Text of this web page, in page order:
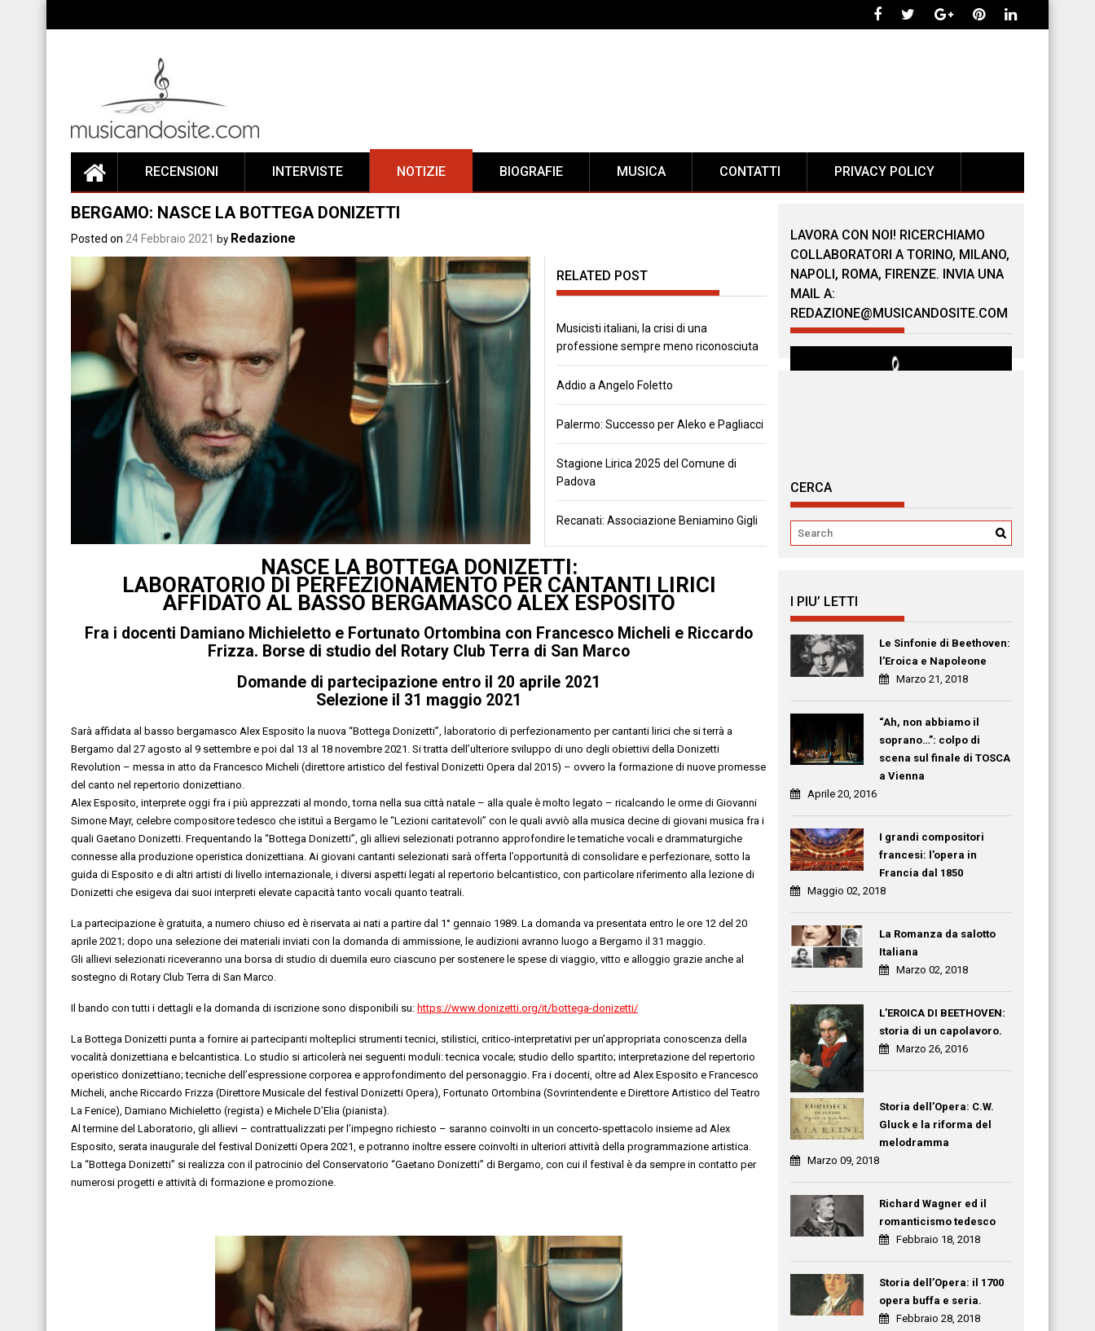
RECENSIONI INTERVISTE NOTIZIE BIOGRAFIE MUSICA CONTATTI PRIVACY POLICY
BERGAMO: NASCE LA BOTTEGA DONIZETTI
Posted on 24 Febbraio 2021 by Redazione
RELATED POST
Musicisti italiani, la crisi di una
professione sempre meno riconosciuta
Addio a Angelo Foletto
Palermo: Successo per Aleko e Pagliacci
Stagione Lirica 2025 del Comune di
Padova
Recanati: Associazione Beniamino Gigli
NASCE LA BOTTEGA DONIZETTI:
LABORATORIO DI PERFEZIONAMENTO PER CANTANTI LIRICI
AFFIDATO AL BASSO BERGAMASCO ALEX ESPOSITO
Fra i docenti Damiano Michieletto e Fortunato Ortombina con Francesco Micheli e Riccardo
Frizza. Borse di studio del Rotary Club Terra di San Marco
Domande di partecipazione entro il 20 aprile 2021
Selezione il 31 maggio 2021
Sarà affidata al basso bergamasco Alex Esposito la nuova “Bottega Donizetti”, laboratorio di perfezionamento per cantanti lirici che si terrà a
Bergamo dal 27 agosto al 9 settembre e poi dal 13 al 18 novembre 2021. Si tratta dell’ulteriore sviluppo di uno degli obiettivi della Donizetti
Revolution – messa in atto da Francesco Micheli (direttore artistico del festival Donizetti Opera dal 2015) – ovvero la formazione di nuove promesse
del canto nel repertorio donizettiano.
Alex Esposito, interprete oggi fra i più apprezzati al mondo, torna nella sua città natale – alla quale è molto legato – ricalcando le orme di Giovanni
Simone Mayr, celebre compositore tedesco che istituì a Bergamo le “Lezioni caritatevoli” con le quali avviò alla musica decine di giovani musica fra i
quali Gaetano Donizetti. Frequentando la “Bottega Donizetti”, gli allievi selezionati potranno approfondire le tematiche vocali e drammaturgiche
connesse alla produzione operistica donizettiana. Ai giovani cantanti selezionati sarà offerta l’opportunità di consolidare e perfezionare, sotto la
guida di Esposito e di altri artisti di livello internazionale, i diversi aspetti legati al repertorio belcantistico, con particolare riferimento alla lezione di
Donizetti che esigeva dai suoi interpreti elevate capacità tanto vocali quanto teatrali.
La partecipazione è gratuita, a numero chiuso ed è riservata ai nati a partire dal 1° gennaio 1989. La domanda va presentata entro le ore 12 del 20
aprile 2021; dopo una selezione dei materiali inviati con la domanda di ammissione, le audizioni avranno luogo a Bergamo il 31 maggio.
Gli allievi selezionati riceveranno una borsa di studio di duemila euro ciascuno per sostenere le spese di viaggio, vitto e alloggio grazie anche al
sostegno di Rotary Club Terra di San Marco.
Il bando con tutti i dettagli e la domanda di iscrizione sono disponibili su: https://www.donizetti.org/it/bottega-donizetti/
La Bottega Donizetti punta a fornire ai partecipanti molteplici strumenti tecnici, stilistici, critico-interpretativi per un’appropriata conoscenza della
vocalità donizettiana e belcantistica. Lo studio si articolerà nei seguenti moduli: tecnica vocale; studio dello spartito; interpretazione del repertorio
operistico donizettiano; tecniche dell’espressione corporea e approfondimento del personaggio. Fra i docenti, oltre ad Alex Esposito e Francesco
Micheli, anche Riccardo Frizza (Direttore Musicale del festival Donizetti Opera), Fortunato Ortombina (Sovrintendente e Direttore Artistico del Teatro
La Fenice), Damiano Michieletto (regista) e Michele D’Elia (pianista).
Al termine del Laboratorio, gli allievi – contrattualizzati per l’impegno richiesto – saranno coinvolti in un concerto-spettacolo insieme ad Alex
Esposito, serata inaugurale del festival Donizetti Opera 2021, e potranno inoltre essere coinvolti in ulteriori attività della programmazione artistica.
La “Bottega Donizetti” si realizza con il patrocinio del Conservatorio “Gaetano Donizetti” di Bergamo, con cui il festival è da sempre in contatto per
numerosi progetti e attività di formazione e promozione.
LAVORA CON NOI! RICERCHIAMO
COLLABORATORI A TORINO, MILANO,
NAPOLI, ROMA, FIRENZE. INVIA UNA
MAIL A:
REDAZIONE@MUSICANDOSITE.COM
CERCA
I PIU’ LETTI
Le Sinfonie di Beethoven:
l’Eroica e Napoleone
Marzo 21, 2018
“Ah, non abbiamo il
soprano…”: colpo di
scena sul finale di TOSCA
a Vienna
Aprile 20, 2016
I grandi compositori
francesi: l’opera in
Francia dal 1850
Maggio 02, 2018
La Romanza da salotto
Italiana
Marzo 02, 2018
L’EROICA DI BEETHOVEN:
storia di un capolavoro.
Marzo 26, 2016
Storia dell’Opera: C.W.
Gluck e la riforma del
melodramma
Marzo 09, 2018
Richard Wagner ed il
romanticismo tedesco
Febbraio 18, 2018
Storia dell’Opera: il 1700
opera buffa e seria.
Febbraio 28, 2018